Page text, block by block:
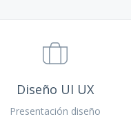
Diseño UI UX
Presentación diseño